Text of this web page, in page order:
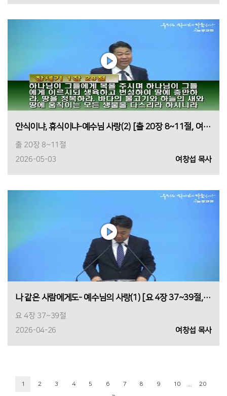
안식이냐, 휴식이냐-예수님 사랑(2) [출 20장 8~11절, 여창섭 목사, 2026년 5월 3일 1부]
출 20장 8~11절
2026-05-03
여창섭 목사
나 같은 사람에게도- 예수님의 사랑(1) [요 4장 37~39절, 여창섭 목사, 2026년 4월 26일 1부]
요 4장 37~39절
2026-04-26
여창섭 목사
1 2 3 4 5 6 7 8 9 10 20